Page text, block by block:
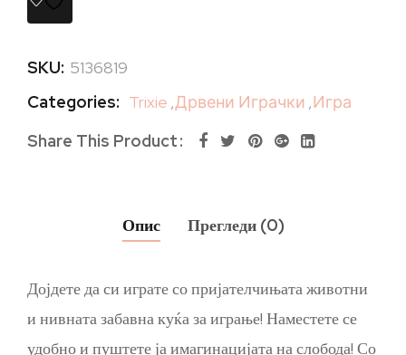
SKU: 5136819
Categories: Trixie ,Дрвени Играчки ,Игра
Share This Product
Опис Прегледи (0)
Дојдете да си играте со пријателчињата животни
и нивната забавна куќа за играње! Наместете се
удобно и пуштете ја имагинацијата на слобода! Со